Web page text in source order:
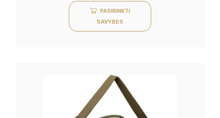
PASIRINKTI
SAVYBES